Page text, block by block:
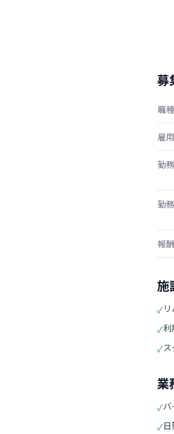
募
職種
雇
勤
勤
報酬
施
✓
✓
✓
業
✓
✓